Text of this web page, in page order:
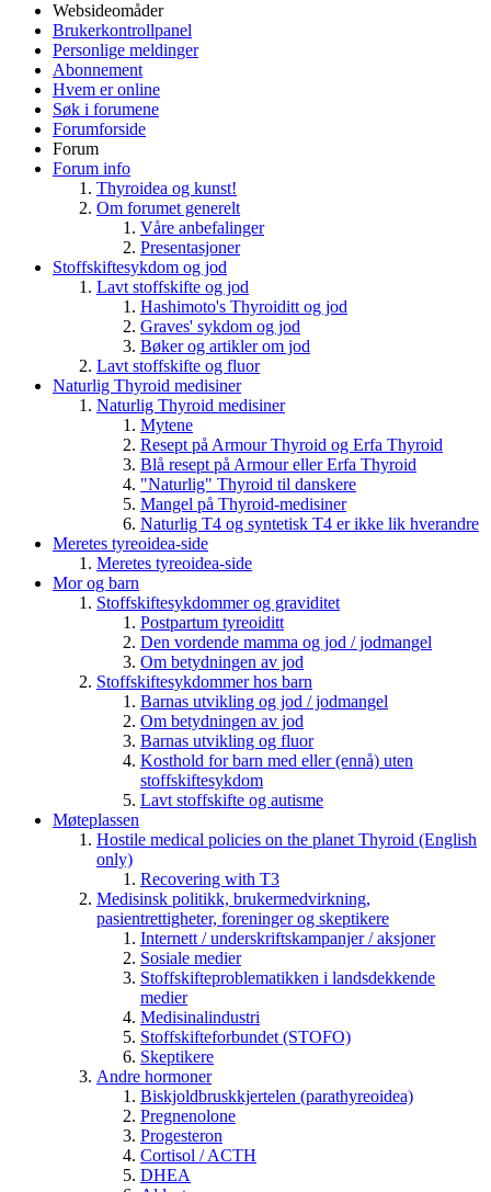
Websideomåder
Brukerkontrollpanel
Personlige meldinger
Abonnement
Hvem er online
Søk i forumene
Forumforside
Forum
Forum info
Thyroidea og kunst!
Om forumet generelt
Våre anbefalinger
Presentasjoner
Stoffskiftesykdom og jod
Lavt stoffskifte og jod
Hashimoto's Thyroiditt og jod
Graves' sykdom og jod
Bøker og artikler om jod
Lavt stoffskifte og fluor
Naturlig Thyroid medisiner
Naturlig Thyroid medisiner
Mytene
Resept på Armour Thyroid og Erfa Thyroid
Blå resept på Armour eller Erfa Thyroid
"Naturlig" Thyroid til danskere
Mangel på Thyroid-medisiner
Naturlig T4 og syntetisk T4 er ikke lik hverandre
Meretes tyreoidea-side
Meretes tyreoidea-side
Mor og barn
Stoffskiftesykdommer og graviditet
Postpartum tyreoiditt
Den vordende mamma og jod / jodmangel
Om betydningen av jod
Stoffskiftesykdommer hos barn
Barnas utvikling og jod / jodmangel
Om betydningen av jod
Barnas utvikling og fluor
Kosthold for barn med eller (ennå) uten
stoffskiftesykdom
Lavt stoffskifte og autisme
Møteplassen
Hostile medical policies on the planet Thyroid (English
only)
Recovering with T3
Medisinsk politikk, brukermedvirkning,
pasientrettigheter, foreninger og skeptikere
Internett / underskriftskampanjer / aksjoner
Sosiale medier
Stoffskifteproblematikken i landsdekkende
medier
Medisinalindustri
Stoffskifteforbundet (STOFO)
Skeptikere
Andre hormoner
Biskjoldbruskkjertelen (parathyreoidea)
Pregnenolone
Progesteron
Cortisol / ACTH
DHEA